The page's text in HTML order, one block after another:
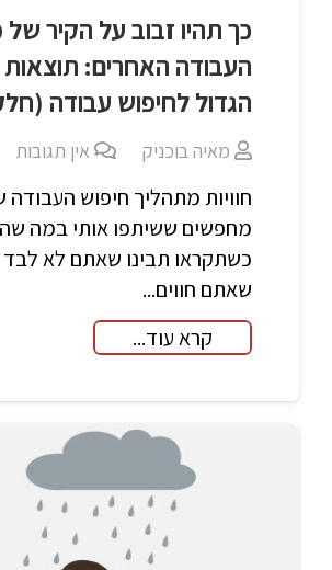
כך תהיו זבוב על הקיר
העבודה האחרים:
הגדול לחיפוש עבודה
מאיה בוכניק אין תגובות
מחפשים ששיתפו אותי במה
כשתקראו תבינו שאתם לא
שאתם חווים...
קרא עוד...